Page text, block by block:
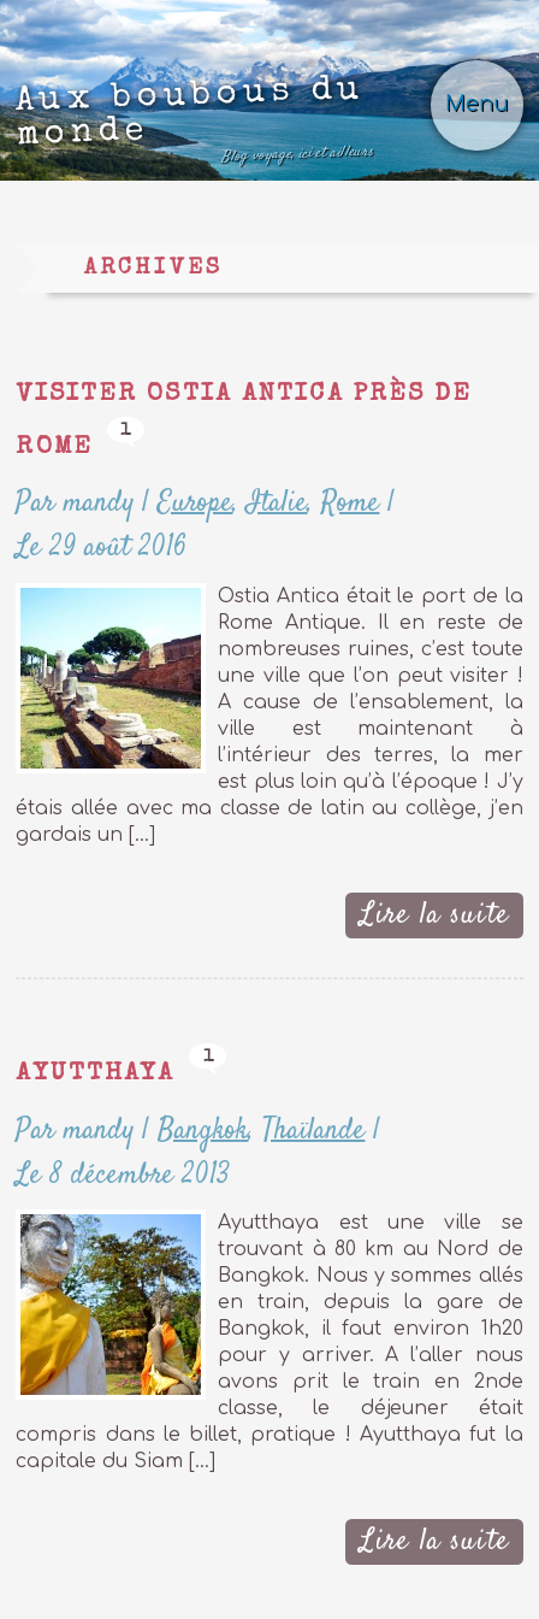
Menu
Aux boubous du
monde
Blog voyage, ici et ailleurs
ARCHIVES
VISITER OSTIA ANTICA PRÈS DE
ROME
1
Par mandy |Europe,Italie,Rome|
Le 29 août 2016
Ostia Antica était le port de la
Rome Antique. Il en reste de
nombreuses ruines, c’est toute
une ville que l’on peut visiter !
A cause de l’ensablement, la
ville est maintenant à
l’intérieur des terres, la mer
est plus loin qu’à l’époque ! J’y
étais allée avec ma classe de latin au collège, j’en
gardais un […]
Lire la suite
AYUTTHAYA
1
Par mandy |Bangkok,Thaïlande|
Le 8 décembre 2013
Ayutthaya est une ville se
trouvant à 80 km au Nord de
Bangkok. Nous y sommes allés
en train, depuis la gare de
Bangkok, il faut environ 1h20
pour y arriver. A l’aller nous
avons prit le train en 2nde
classe, le déjeuner était
compris dans le billet, pratique ! Ayutthaya fut la
capitale du Siam […]
Lire la suite